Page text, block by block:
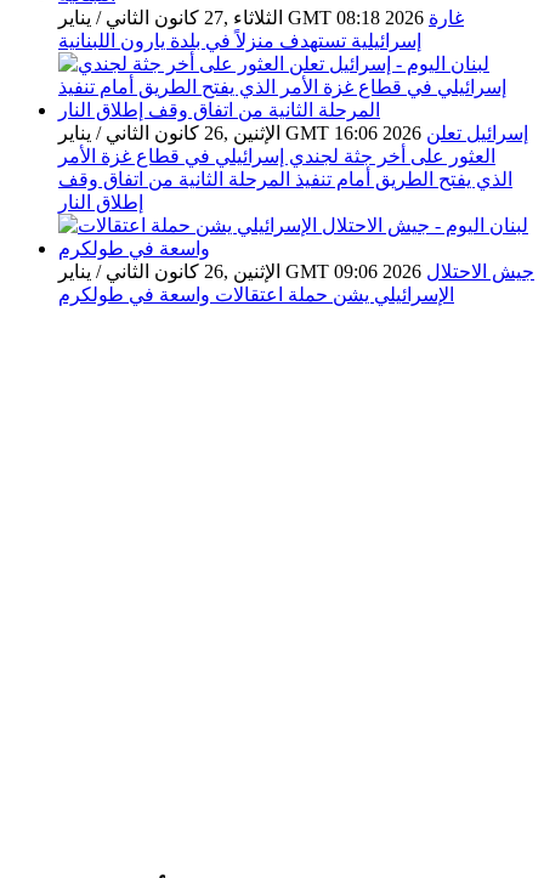
الثلاثاء ,27 كانون الثاني / يناير GMT 08:18 2026 غارة
إسرائيلية تستهدف منزلاً في بلدة يارون اللبنانية
الإثنين ,26 كانون الثاني / يناير GMT 16:06 2026 إسرائيل تعلن
العثور على أخر جثة لجندي إسرائيلي في قطاع غزة الأمر
الذي يفتح الطريق أمام تنفيذ المرحلة الثانية من اتفاق وقف
إطلاق النار
الإثنين ,26 كانون الثاني / يناير GMT 09:06 2026 جيش الاحتلال
الإسرائيلي يشن حملة اعتقالات واسعة في طولكرم